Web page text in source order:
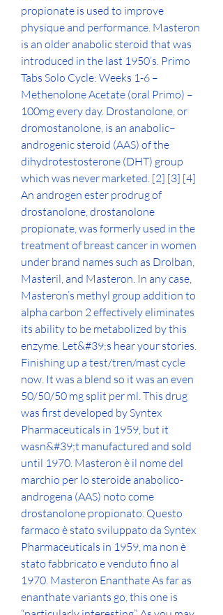
propionate is used to improve
physique and performance. Masteron
is an older anabolic steroid that was
introduced in the last 1950’s. Primo
Tabs Solo Cycle: Weeks 1-6 –
Methenolone Acetate (oral Primo) –
100mg every day. Drostanolone, or
dromostanolone, is an anabolic–
androgenic steroid (AAS) of the
dihydrotestosterone (DHT) group
which was never marketed. [2] [3] [4]
An androgen ester prodrug of
drostanolone, drostanolone
propionate, was formerly used in the
treatment of breast cancer in women
under brand names such as Drolban,
Masteril, and Masteron. In any case,
Masteron’s methyl group addition to
alpha carbon 2 effectively eliminates
its ability to be metabolized by this
enzyme. Let&#39;s hear your stories.
Finishing up a test/tren/mast cycle
now. It was a blend so it was an even
50/50/50 mg split per ml. This drug
was first developed by Syntex
Pharmaceuticals in 1959, but it
wasn&#39;t manufactured and sold
until 1970. Masteron è il nome del
marchio per lo steroide anabolico-
androgena (AAS) noto come
drostanolone propionato. Questo
farmaco è stato sviluppato da Syntex
Pharmaceuticals in 1959, ma non è
stato fabbricato e venduto fino al
1970. Masteron Enanthate As far as
enanthate variants go, this one is